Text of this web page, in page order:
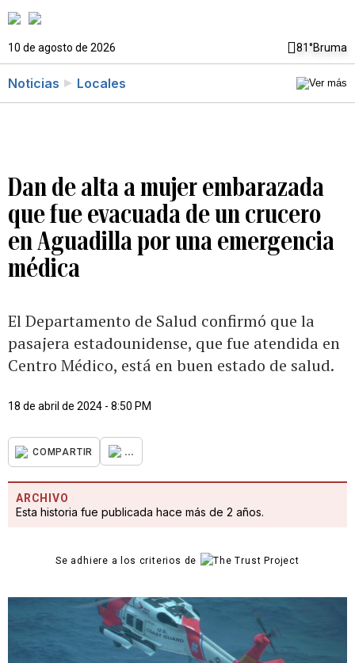
10 de agosto de 2026 81°Bruma
Noticias Locales
Dan de alta a mujer embarazada
que fue evacuada de un crucero
en Aguadilla por una emergencia
médica
El Departamento de Salud confirmó que la
pasajera estadounidense, que fue atendida en
Centro Médico, está en buen estado de salud.
18 de abril de 2024 - 8:50 PM
COMPARTIR ...
ARCHIVO
Esta historia fue publicada hace más de 2 años.
Se adhiere a los criterios de